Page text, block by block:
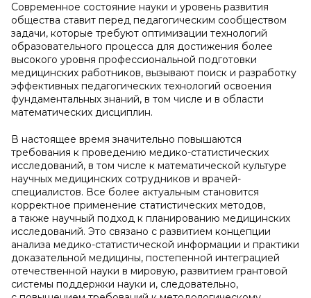
Современное состояние науки и уровень развития
общества ставит перед педагогическим сообществом
задачи, которые требуют оптимизации технологий
образовательного процесса для достижения более
высокого уровня профессиональной подготовки
медицинских работников, вызывают поиск и разработку
эффективных педагогических технологий освоения
фундаментальных знаний, в том числе и в области
математических дисциплин.
В настоящее время значительно повышаются
требования к проведению медико-статистических
исследований, в том числе к математической культуре
научных медицинских сотрудников и врачей-
специалистов. Все более актуальным становится
корректное применение статистических методов,
а также научный подход к планированию медицинских
исследований. Это связано с развитием концепции
анализа медико-статистической информации и практики
доказательной медицины, постепенной интеграцией
отечественной науки в мировую, развитием грантовой
системы поддержки науки и, следовательно,